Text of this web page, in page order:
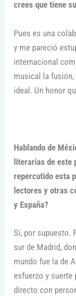
crees que tiene
Pues es una
y me pareció
internacional
musical la
ideal. Un honor
Hablando de
literarias de este
repercutido esta
lectores y otras
y España?
Sí, por supuesto.
sur de Madrid,
mundo fue la de
esfuerzo y suerte
directo con